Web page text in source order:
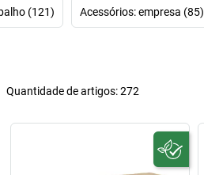
(121) Acessórios: empresa (85)
Quantidade de artigos:272